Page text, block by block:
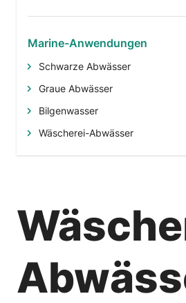
Marine-Anwendungen
Schwarze Abwässer
Graue Abwässer
Bilgenwasser
Wäscherei-Abwässer